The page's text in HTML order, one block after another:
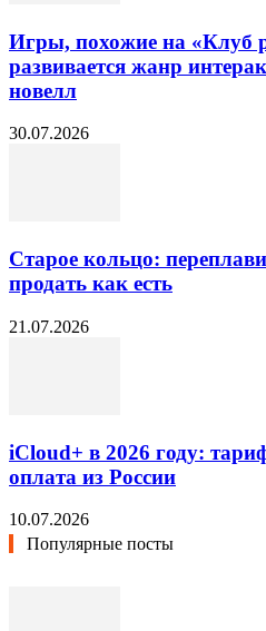
Игры, похожие на «Клуб
развивается жанр
новелл
30.07.2026
Старое кольцо:
продать как есть
21.07.2026
iCloud+ в 2026 году:
оплата из России
10.07.2026
Популярные посты